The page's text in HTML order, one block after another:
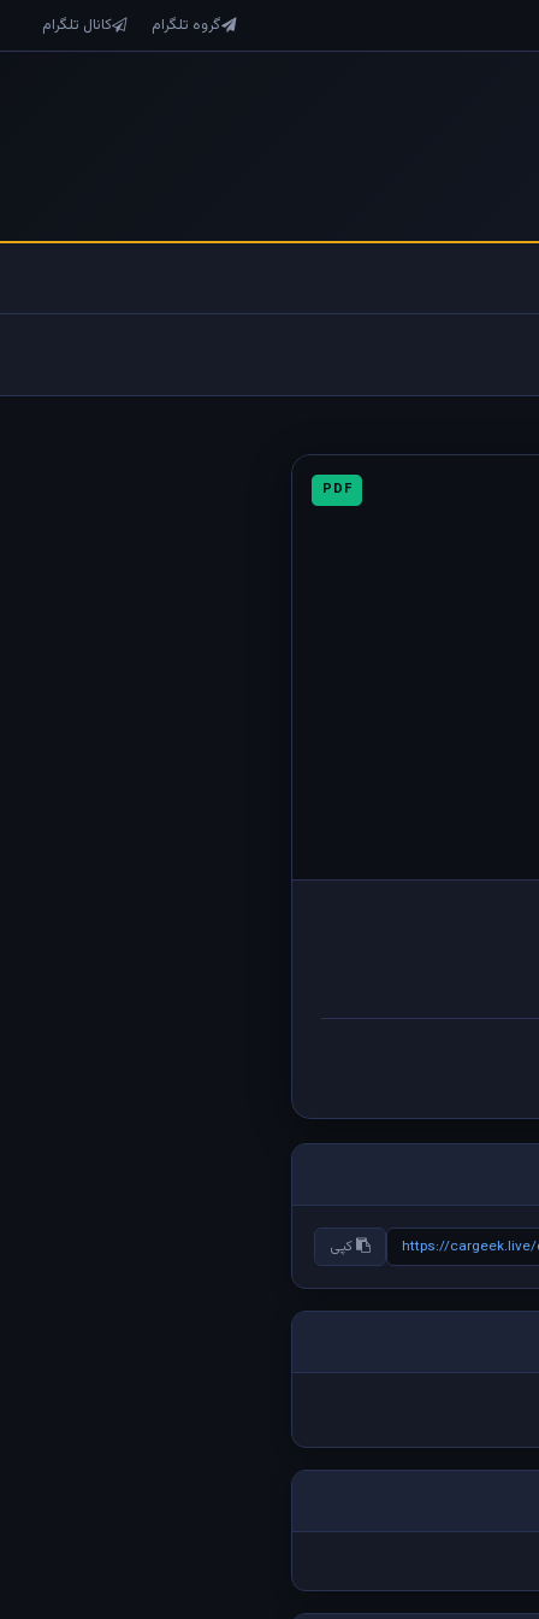
گروه تلگرام کانال تلگرام
PDF
https:// کپی